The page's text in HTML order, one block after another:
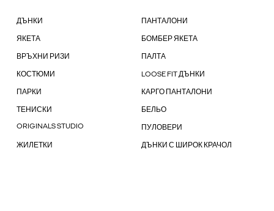
ДЪНКИ ПАНТАЛОНИ
ЯКЕТА БОМБЕР ЯКЕТА
ВРЪХНИ РИЗИ ПАЛТА
КОСТЮМИ LOOSE FIT ДЪНКИ
ПАРКИ КАРГО ПАНТАЛОНИ
ТЕНИСКИ БЕЛЬО
ORIGINALS STUDIO ПУЛОВЕРИ
ЖИЛЕТКИ ДЪНКИ С ШИРОК КРАЧОЛ